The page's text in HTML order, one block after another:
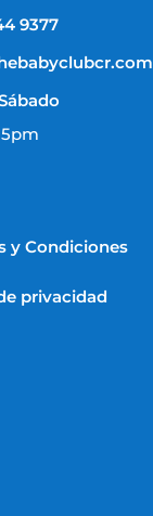
9377
y Condiciones
privacidad